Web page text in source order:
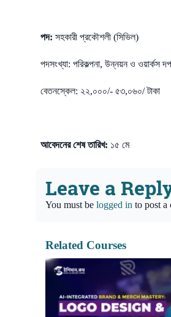
পদ: সহকারী প্রকৌশলী (সিভিল)
পদসংখ্যা: পরিকল্পনা, উন্নয়ন ও ওয়ার্কস
বেতনস্কেল: ২২,০০০/- ৫৩,০৬০/ টাকা
আবেদনের শেষ তারিখ: ১৫ মে
Leave a
You must be logged in to post a
Related Courses